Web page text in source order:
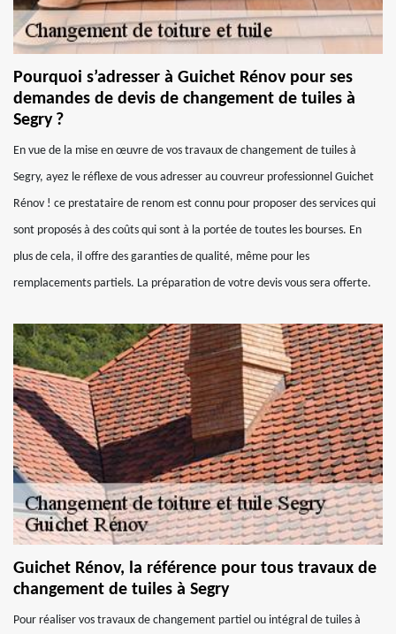
Pourquoi s’adresser à Guichet Rénov pour ses
demandes de devis de changement de tuiles à
Segry ?
En vue de la mise en œuvre de vos travaux de changement de tuiles à
Segry, ayez le réflexe de vous adresser au couvreur professionnel Guichet
Rénov ! ce prestataire de renom est connu pour proposer des services qui
sont proposés à des coûts qui sont à la portée de toutes les bourses. En
plus de cela, il offre des garanties de qualité, même pour les
remplacements partiels. La préparation de votre devis vous sera offerte.
Guichet Rénov, la référence pour tous travaux de
changement de tuiles à Segry
Pour réaliser vos travaux de changement partiel ou intégral de tuiles à